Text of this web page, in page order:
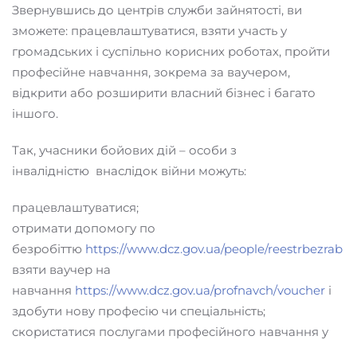
Звернувшись до центрів служби зайнятості, ви
зможете: працевлаштуватися, взяти участь у
громадських і суспільно корисних роботах, пройти
професійне навчання, зокрема за ваучером,
відкрити або розширити власний бізнес і багато
іншого.
Так, учасники бойових дій – особи з
інвалідністю внаслідок війни можуть:
працевлаштуватися;
отримати допомогу по
безробіттю https://www.dcz.gov.ua/people/reestrbezrab
взяти ваучер на
навчання https://www.dcz.gov.ua/profnavch/voucher і
здобути нову професію чи спеціальність;
скористатися послугами професійного навчання у